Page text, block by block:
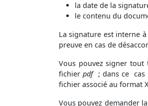
la date de la
le contenu du
La signature est interne à
preuve en cas de
Vous pouvez signer
fichierpdf ; dans ce
fichier associé au format
Vous pouvez demander